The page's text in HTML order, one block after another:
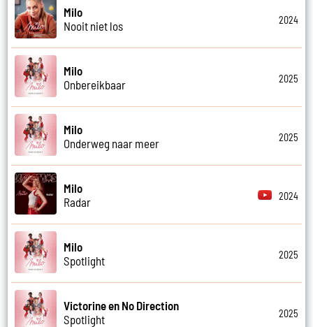
Milo
Nooit niet los
2024
Milo
Onbereikbaar
2025
Milo
Onderweg naar meer
2025
Milo
Radar
2024
Milo
Spotlight
2025
Victorine en No Direction
Spotlight
2025